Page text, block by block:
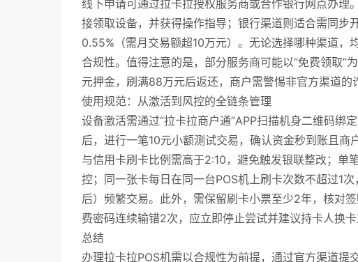
线下申请可通过拉卡拉授权服务商或合作银行网点办
接领取设备，并获得操作指导；银行渠道则适合需同
0.55%（需月交易额超10万元）。无论选择哪种渠道
合规性。值得注意的是，部分服务商可能以“免费领取”
元押金，刷满88万元后返还，商户需警惕非官方渠道的
使用规范：从激活到风控的全链条管理
设备激活需通过“拉卡拉商户通”APP扫描机身二维码绑
后，进行一笔10元小额测试交易，确认资金秒到账且
与信用卡刷卡比例需高于2:10，避免触发银联整改；
控；同一张卡每日在同一台POS机上刷卡次数不超过1
后）频繁交易。此外，需保留刷卡小票至少2年，核对
费密码连续输错2次，应立即停止尝试并建议持卡人换卡
总结
办理拉卡拉POS机需以合规性为前提，通过官方渠道提